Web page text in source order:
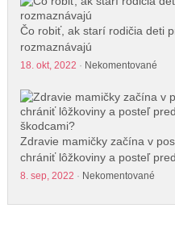
Čo robiť, ak starí rodičia deti
rozmaznávajú
18. okt, 2022 · Nekomentované
Zdravie mamičky začína v
chrániť lôžkoviny a posteľ
8. sep, 2022 · Nekomentované